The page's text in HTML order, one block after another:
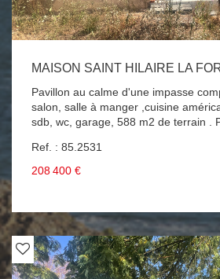
Pavillon au calme d'une impasse
salon, salle à manger ,cuisine
sdb, wc, garage, 588 m2 de terrain .
Ref. : 85.2531
208 400 €